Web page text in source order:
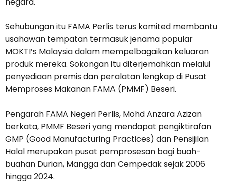
Sehubungan itu FAMA Perlis terus komited membantu
usahawan tempatan termasuk jenama popular
MOKTI’s Malaysia dalam mempelbagaikan keluaran
produk mereka. Sokongan itu diterjemahkan melalui
penyediaan premis dan peralatan lengkap di Pusat
Memproses Makanan FAMA (PMMF) Beseri.
Pengarah FAMA Negeri Perlis, Mohd Anzara Azizan
berkata, PMMF Beseri yang mendapat pengiktirafan
GMP (Good Manufacturing Practices) dan Pensijilan
Halal merupakan pusat pemprosesan bagi buah-
buahan Durian, Mangga dan Cempedak sejak 2006
hingga 2024.